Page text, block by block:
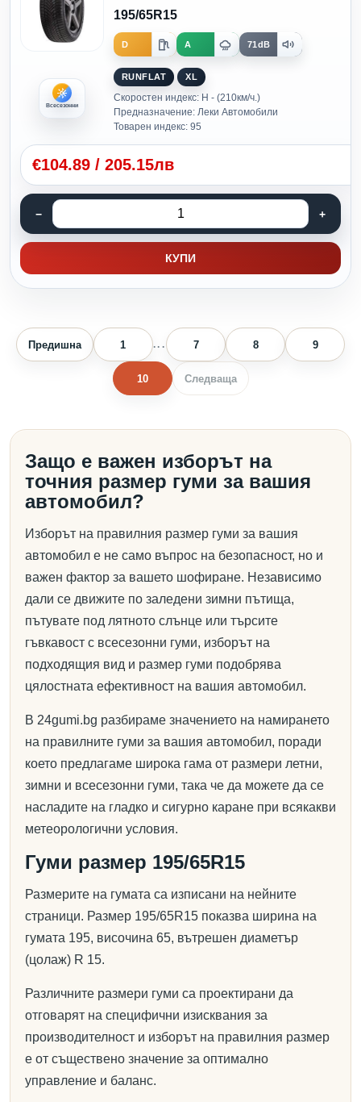
Всесезонни
195/65R15
D A 71dB
RUNFLAT XL
Скоростен индекс: H - (210км/ч.)
Предназначение: Леки Автомобили
Товарен индекс: 95
€104.89 / 205.15лв
КУПИ
Предишна 1 ... 7 8 9
10 Следваща
Защо е важен изборът на
точния размер гуми за вашия
автомобил?
Изборът на правилния размер гуми за вашия
автомобил е не само въпрос на безопасност, но и
важен фактор за вашето шофиране. Независимо
дали се движите по заледени зимни пътища,
пътувате под лятното слънце или търсите
гъвкавост с всесезонни гуми, изборът на
подходящия вид и размер гуми подобрява
цялостната ефективност на вашия автомобил.
В 24gumi.bg разбираме значението на намирането
на правилните гуми за вашия автомобил, поради
което предлагаме широка гама от размери летни,
зимни и всесезонни гуми, така че да можете да се
насладите на гладко и сигурно каране при всякакви
метеорологични условия.
Гуми размер 195/65R15
Размерите на гумата са изписани на нейните
страници. Размер 195/65R15 показва ширина на
гумата 195, височина 65, вътрешен диаметър
(цолаж) R 15.
Различните размери гуми са проектирани да
отговарят на специфични изисквания за
производителност и изборът на правилния размер
е от съществено значение за оптимално
управление и баланс.